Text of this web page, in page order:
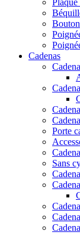
Plaque
Bouton
Cadenas
Porte
Sans